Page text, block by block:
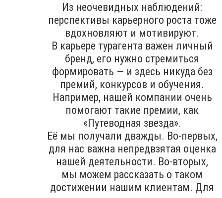
Из неочевидных наблюдений:
перспективы карьерного роста тоже
вдохновляют и мотивируют.
В карьере турагента важен личный
бренд, его нужно стремиться
формировать — и здесь никуда без
премий, конкурсов и обучения.
Например, нашей компании очень
помогают такие премии, как
«Путеводная звезда».
Её мы получали дважды. Во-первых,
для нас важна непредвзятая оценка
нашей деятельности. Во-вторых,
мы можем рассказать о таком
достижении нашим клиентам. Для